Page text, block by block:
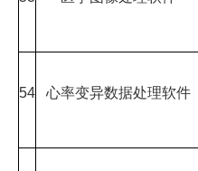
54 心率变异数据处理软件